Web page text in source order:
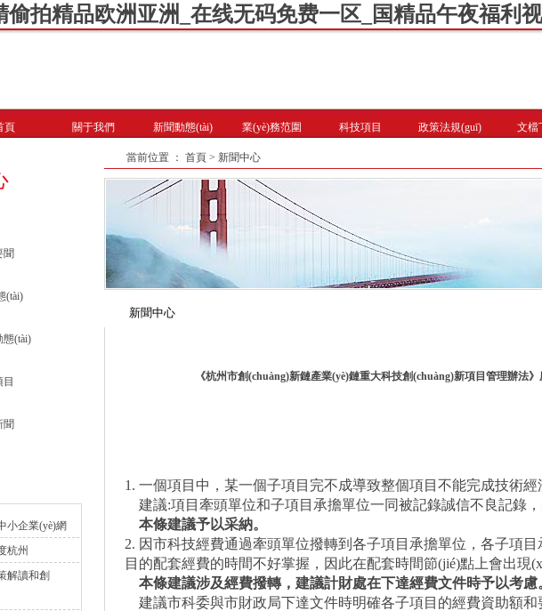
拍精品欧洲亚洲_在线无码免费一区_国精品午夜福利
頁 關于我們 新聞動態(tài) 業(yè)務范圍 科技項目 政策法規(guī) 文檔
聞
(tài)
態(tài)
聞
小企業(yè)網
杭州
解讀和創
當前位置 ： 首頁 > 新聞中心
新聞中心
《杭州市創(chuàng)新鏈產業(yè)鏈重大科技創(chuàng)新項目管理辦法
1. 一個項目中，某一個子項目完不成導致整個項目不能完成技術經
建議:項目牽頭單位和子項目承擔單位一同被記錄誠信不良記錄，
本條建議予以采納。
2. 因市科技經費通過牽頭單位撥轉到各子項目承擔單位，各子項
目的配套經費的時間不好掌握，因此在配套時間節(jié)點上會出現
本條建議涉及經費撥轉，建議計財處在下達經費文件時予以考慮
建議市科委與市財政局下達文件時明確各子項目的經費資助額和